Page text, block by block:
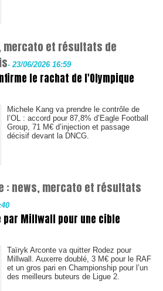
mercato et résultats de
- 23/06/2026 16:59
le rachat de l'Olympique
Michele Kang va prendre le contrôle de
l’OL : accord pour 87,8% d’Eagle Football
Group, 71 M€ d’injection et passage
décisif devant la DNCG.
: news, mercato et résultats
par Millwall pour une cible
Taïryk Arconte va quitter Rodez pour
Millwall. Auxerre doublé, 3 M€ pour le RAF
et un gros pari en Championship pour l’un
des meilleurs buteurs de Ligue 2.